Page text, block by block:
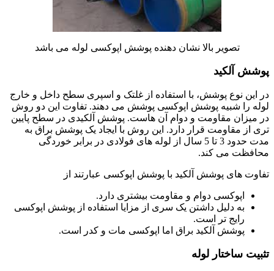
تصویر بالا نشان دهنده پوشش اپوکسی لوله می باشد
پوشش آلکید
در این نوع پوشش، با استفاده از غلتک و اسپری سطح داخل و خارج
لوله را شبیه پوشش اپوکسی پوشش می دهند. تفاوت این دو روش
در میزان مقاومت و دوام آن هاست. پوشش آلکیدی در سطح پایین
تری از مقاومت قرار دارد. این روش با ایجاد یک پوشش براق به
مدت حدود 3 تا 5 سال از لوله های فولادی در برابر خوردگی
محافظت می کند.
تفاوت های پوشش آلکید با پوشش اپوکسی عبارتند از
اپوکسی دوام و مقاومت بیشتری دارد.
به دلیل داشتن یک سری از مزایا استفاده از پوشش اپوکسی
رایج تر است.
پوشش آلکید براق اما اپوکسی مات و کدر است.
تثبیت ساختار لوله